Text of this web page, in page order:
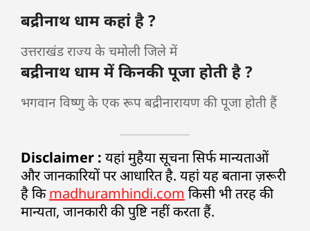
बद्रीनाथ धाम कहां है ?
उत्तराखंड राज्य के चमोली जिले में
बद्रीनाथ धाम में किनकी पूजा होती है ?
भगवान विष्णु के एक रूप बद्रीनारायण की पूजा होती हैं
Disclaimer : यहां मुहैया सूचना सिर्फ मान्यताओं
और जानकारियों पर आधारित है. यहां यह बताना ज़रूरी
है किmadhuramhindi.com किसी भी तरह की
मान्यता, जानकारी की पुष्टि नहीं करता हैं.